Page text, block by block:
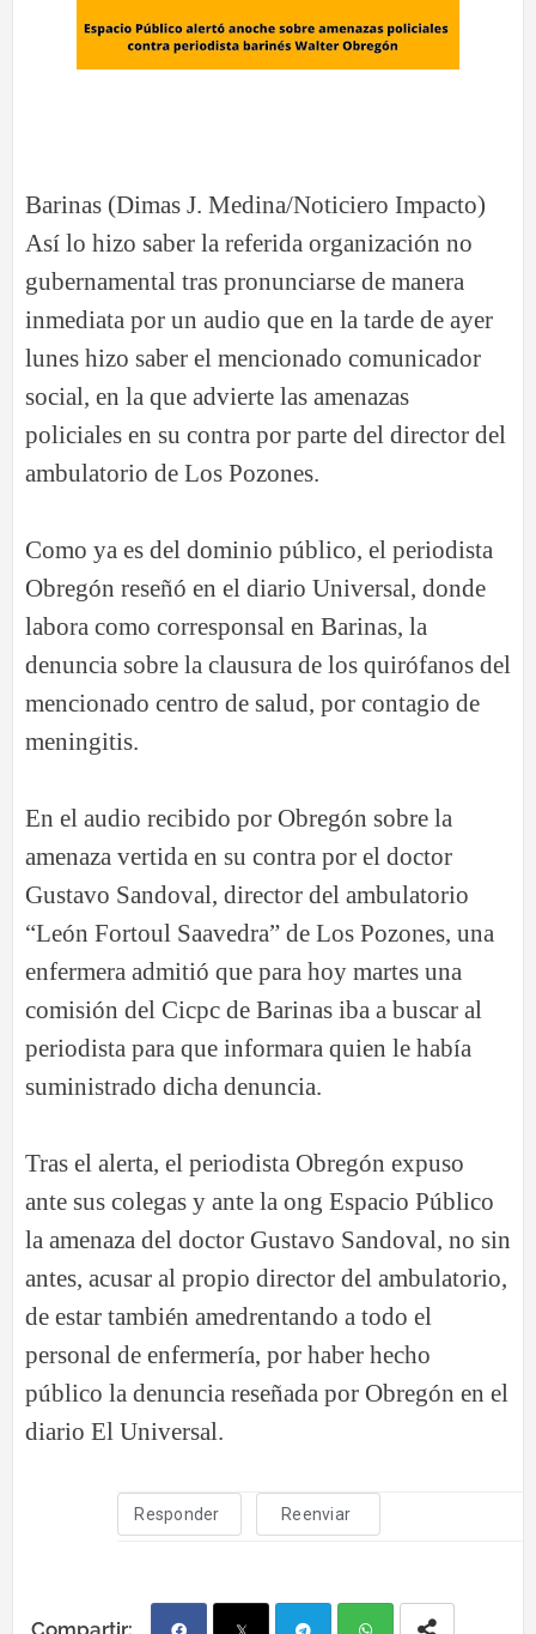
Barinas (Dimas J. Medina/Noticiero Impacto)
Así lo hizo saber la referida organización no
gubernamental tras pronunciarse de manera
inmediata por un audio que en la tarde de ayer
lunes hizo saber el mencionado comunicador
social, en la que advierte las amenazas
policiales en su contra por parte del director del
ambulatorio de Los Pozones.
Como ya es del dominio público, el periodista
Obregón reseñó en el diario Universal, donde
labora como corresponsal en Barinas, la
denuncia sobre la clausura de los quirófanos del
mencionado centro de salud, por contagio de
meningitis.
En el audio recibido por Obregón sobre la
amenaza vertida en su contra por el doctor
Gustavo Sandoval, director del ambulatorio
“León Fortoul Saavedra” de Los Pozones, una
enfermera admitió que para hoy martes una
comisión del Cicpc de Barinas iba a buscar al
periodista para que informara quien le había
suministrado dicha denuncia.
Tras el alerta, el periodista Obregón expuso
ante sus colegas y ante la ong Espacio Público
la amenaza del doctor Gustavo Sandoval, no sin
antes, acusar al propio director del ambulatorio,
de estar también amedrentando a todo el
personal de enfermería, por haber hecho
público la denuncia reseñada por Obregón en el
diario El Universal.
Responder Reenviar